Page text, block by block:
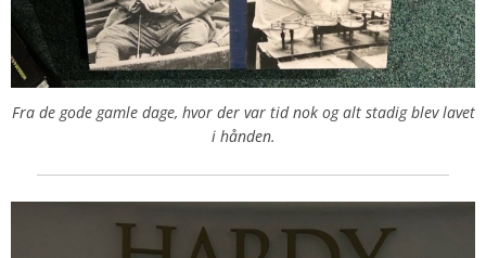
Fra de gode gamle dage, hvor der var tid nok og alt stadig blev lavet
i hånden.